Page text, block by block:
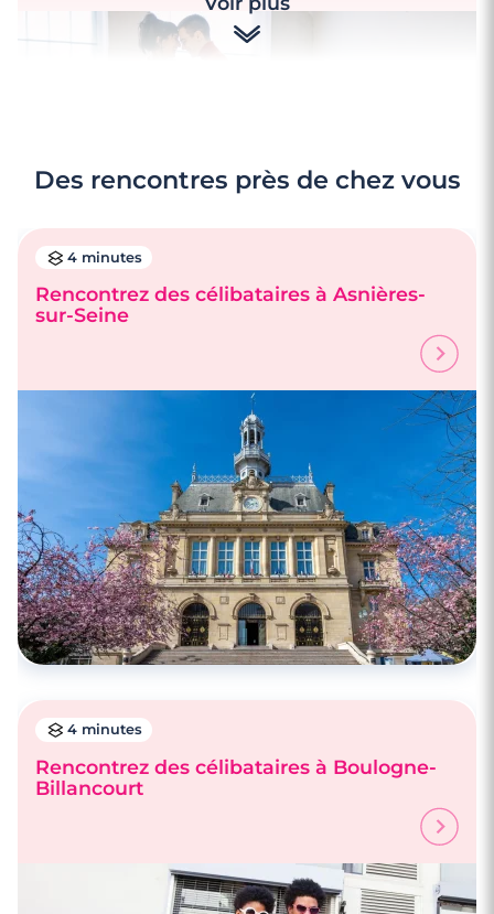
Rencontre à Fontenay-aux-Roses
Des rencontres près de chez vous
4 minutes
Rencontrez des célibataires à Asnières-
sur-Seine
4 minutes
Rencontrez des célibataires à Boulogne-
Billancourt